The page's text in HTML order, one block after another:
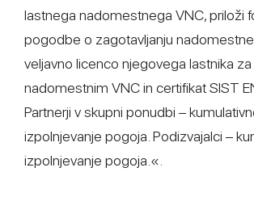
lastnega nadomestnega VNC, priloži
pogodbe o zagotavljanju
veljavno licenco njegovega lastnika za
nadomestnim VNC in certifikat SIST
Partnerji v skupni ponudbi –
izpolnjevanje pogoja. Podizvajalci –
izpolnjevanje pogoja.«.